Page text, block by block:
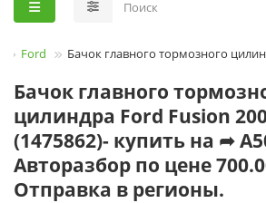
Ford Бачок главного тормозного
Бачок главного
цилиндра Ford Fusion
(1475862)- купить на ➦
Авторазбор по цене
Отправка в регионы.